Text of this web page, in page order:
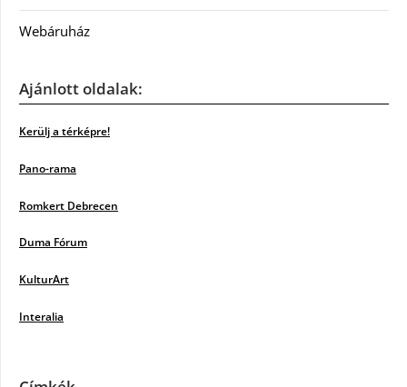
Webáruház
Ajánlott oldalak:
Kerülj a térképre!
Pano-rama
Romkert Debrecen
Duma Fórum
KulturArt
Interalia